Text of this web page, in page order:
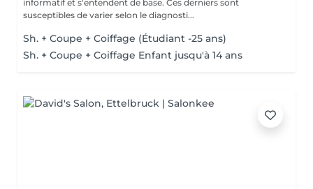
informatif et s'entendent de base. Ces derniers sont
susceptibles de varier selon le diagnosti...
Sh. + Coupe + Coiffage (Étudiant -25 ans)
Sh. + Coupe + Coiffage Enfant jusqu'à 14 ans